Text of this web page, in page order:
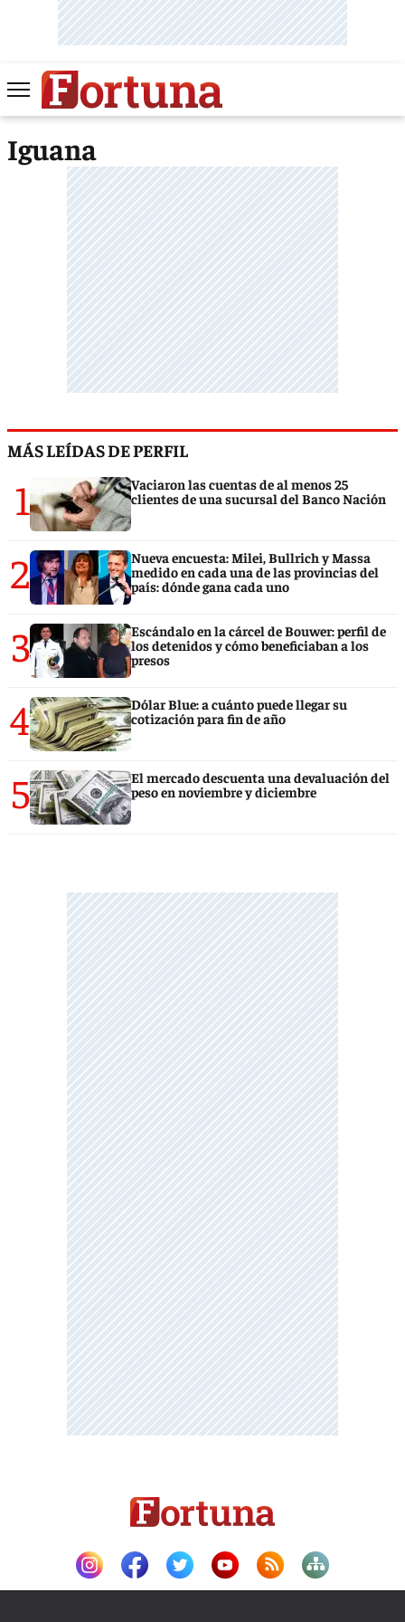
Iguana
MÁS LEÍDAS DE PERFIL
1
Vaciaron las cuentas de al menos 25
clientes de una sucursal del Banco Nación
2
Nueva encuesta: Milei, Bullrich y Massa
medido en cada una de las provincias del
país: dónde gana cada uno
3
Escándalo en la cárcel de Bouwer: perfil de
los detenidos y cómo beneficiaban a los
presos
4
Dólar Blue: a cuánto puede llegar su
cotización para fin de año
5
El mercado descuenta una devaluación del
peso en noviembre y diciembre